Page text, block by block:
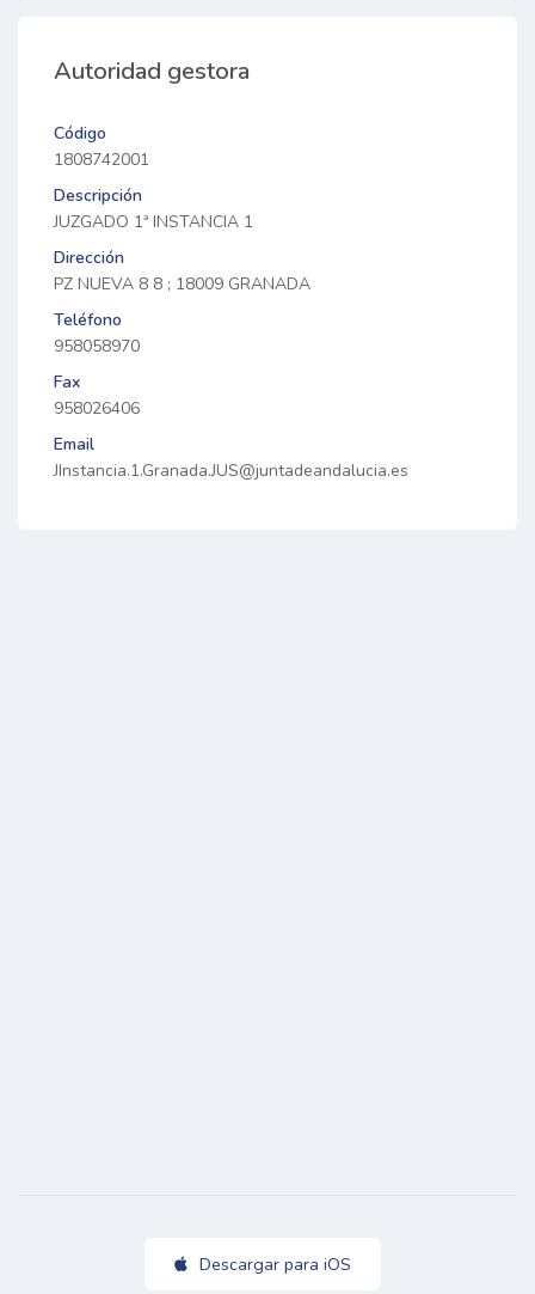
Autoridad gestora
Código
1808742001
Descripción
JUZGADO 1ª INSTANCIA 1
Dirección
PZ NUEVA 8 8 ; 18009 GRANADA
Teléfono
958058970
Fax
958026406
Email
JInstancia.1.Granada.JUS@juntadeandalucia.es
Descargar para iOS